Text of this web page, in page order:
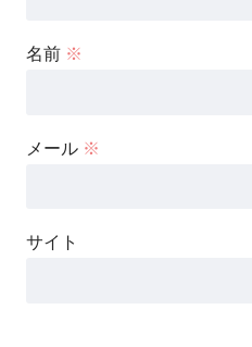
名前 ※
メール ※
サイト